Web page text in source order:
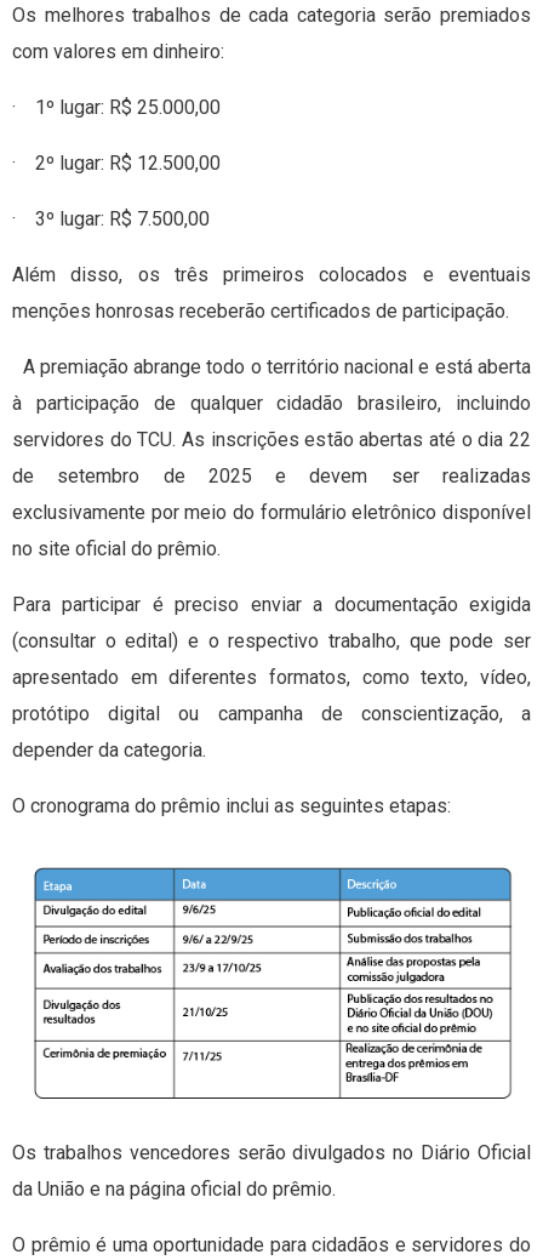
Os melhores trabalhos de cada categoria serão premiados
com valores em dinheiro:
· 1º lugar: R$ 25.000,00
· 2º lugar: R$ 12.500,00
· 3º lugar: R$ 7.500,00
Além disso, os três primeiros colocados e eventuais
menções honrosas receberão certificados de participação.
A premiação abrange todo o território nacional e está aberta
à participação de qualquer cidadão brasileiro, incluindo
servidores do TCU. As inscrições estão abertas até o dia 22
de setembro de 2025 e devem ser realizadas
exclusivamente por meio do formulário eletrônico disponível
no site oficial do prêmio.
Para participar é preciso enviar a documentação exigida
(consultar o edital) e o respectivo trabalho, que pode ser
apresentado em diferentes formatos, como texto, vídeo,
protótipo digital ou campanha de conscientização, a
depender da categoria.
O cronograma do prêmio inclui as seguintes etapas:
Os trabalhos vencedores serão divulgados no Diário Oficial
da União e na página oficial do prêmio.
O prêmio é uma oportunidade para cidadãos e servidores do